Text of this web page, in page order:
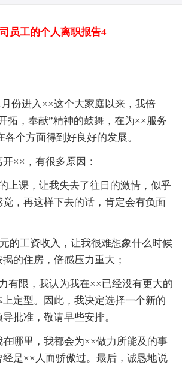
员工的个人离职报告4
进入××这个大家庭以来，我倍
拓，奉献”精神的鼓舞，在为××服务
各个方面得到好良好的发展。
××，有很多原因：
课，让我失去了往日的激情，似乎
，再这样下去的话，肯定会有负面
工资收入，让我很难想象什么时候
的住房，倍感压力重大；
限，我认为我在××已经没有更大的
定型。因此，我决定选择一个新的
批准，敬请早些安排。
里，我都会为××做力所能及的事
是××人而骄傲过。最后，诚恳地说